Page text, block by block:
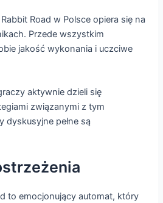
Road w Polsce opiera się na
Przede wszystkim
jakość wykonania i uczciwe
aktywnie dzieli się
związanymi z tym
dyskusyjne pełne są
to emocjonujący automat, który